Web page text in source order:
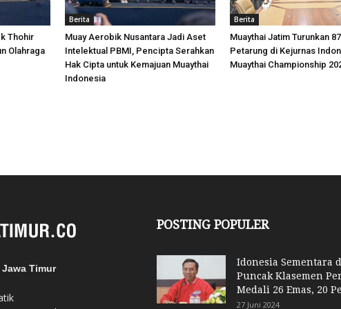
Thohir
Olahraga
Berita
Muay Aerobik Nusantara Jadi Aset
Intelektual PBMI, Pencipta Serahkan
Hak Cipta untuk Kemajuan Muaythai
Indonesia
Berita
Muaythai Jatim Turunkan 87
Petarung di Kejurnas
Muaythai Championship
Timur
POSTING POPULER
Idonesia Sementara
Puncak Klasemen
Medali 26 Emas, 20
27 Juni 2024